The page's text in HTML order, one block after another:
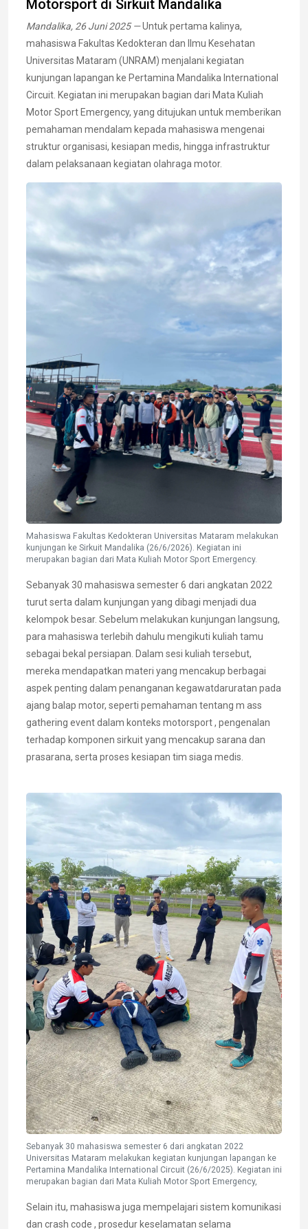
Motorsport di Sirkuit Mandalika
Mandalika, 26 Juni 2025 —Untuk pertama kalinya,
mahasiswa Fakultas Kedokteran dan Ilmu Kesehatan
Universitas Mataram (UNRAM) menjalani kegiatan
kunjungan lapangan ke Pertamina Mandalika International
Circuit. Kegiatan ini merupakan bagian dari Mata Kuliah
Motor Sport Emergency, yang ditujukan untuk memberikan
pemahaman mendalam kepada mahasiswa mengenai
struktur organisasi, kesiapan medis, hingga infrastruktur
dalam pelaksanaan kegiatan olahraga motor.
Mahasiswa Fakultas Kedokteran Universitas Mataram melakukan
kunjungan ke Sirkuit Mandalika (26/6/2026). Kegiatan ini
merupakan bagian dari Mata Kuliah Motor Sport Emergency.
Sebanyak 30 mahasiswa semester 6 dari angkatan 2022
turut serta dalam kunjungan yang dibagi menjadi dua
kelompok besar. Sebelum melakukan kunjungan langsung,
para mahasiswa terlebih dahulu mengikuti kuliah tamu
sebagai bekal persiapan. Dalam sesi kuliah tersebut,
mereka mendapatkan materi yang mencakup berbagai
aspek penting dalam penanganan kegawatdaruratan pada
ajang balap motor, seperti pemahaman tentang m ass
gathering event dalam konteks motorsport , pengenalan
terhadap komponen sirkuit yang mencakup sarana dan
prasarana, serta proses kesiapan tim siaga medis.
Sebanyak 30 mahasiswa semester 6 dari angkatan 2022
Universitas Mataram melakukan kegiatan kunjungan lapangan ke
Pertamina Mandalika International Circuit (26/6/2025). Kegiatan ini
merupakan bagian dari Mata Kuliah Motor Sport Emergency,
Selain itu, mahasiswa juga mempelajari sistem komunikasi
dan crash code , prosedur keselamatan selama